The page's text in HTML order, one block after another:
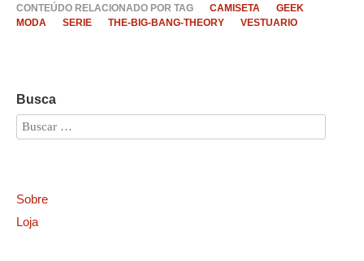
CONTEÚDO RELACIONADO POR TAG CAMISETA
GEEK
MODA
SERIE THE-BIG-BANG-THEORY VESTUARIO
Busca
Sobre
Loja